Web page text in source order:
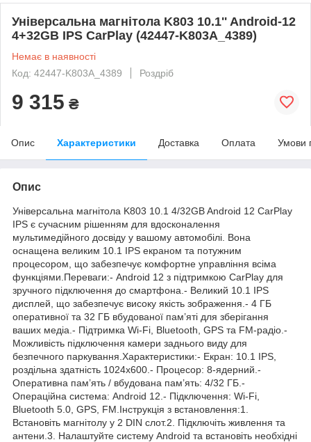
Універсальна магнітола K803 10.1'' Android-12
4+32GB IPS CarPlay (42447-K803A_4389)
Немає в наявності
Код: 42447-K803A_4389
Роздріб
9 315 ₴
Опис Характеристики Доставка Оплата Умови
Опис
Універсальна магнітола K803 10.1 4/32GB Android 12 CarPlay
IPS є сучасним рішенням для вдосконалення
мультимедійного досвіду у вашому автомобілі. Вона
оснащена великим 10.1 IPS екраном та потужним
процесором, що забезпечує комфортне управління всіма
функціями.Переваги:- Android 12 з підтримкою CarPlay для
зручного підключення до смартфона.- Великий 10.1 IPS
дисплей, що забезпечує високу якість зображення.- 4 ГБ
оперативної та 32 ГБ вбудованої пам’яті для зберігання
ваших медіа.- Підтримка Wi-Fi, Bluetooth, GPS та FM-радіо.-
Можливість підключення камери заднього виду для
безпечного паркування.Характеристики:- Екран: 10.1 IPS,
роздільна здатність 1024x600.- Процесор: 8-ядерний.-
Оперативна пам’ять / вбудована пам’ять: 4/32 ГБ.-
Операційна система: Android 12.- Підключення: Wi-Fi,
Bluetooth 5.0, GPS, FM.Інструкція з встановлення:1.
Встановіть магнітолу у 2 DIN слот.2. Підключіть живлення та
антени.3. Налаштуйте систему Android та встановіть необхідні